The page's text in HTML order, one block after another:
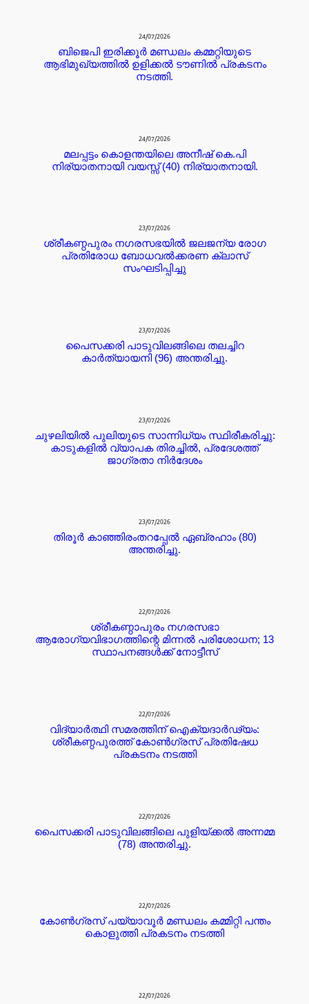
24/07/2026
ബിജെപി ഇരിക്കൂർ മണ്ഡലം കമ്മറ്റിയുടെ
ആഭിമുഖ്യത്തിൽ ഉളിക്കൽ ടൗണിൽ പ്രകടനം
നടത്തി.
24/07/2026
മലപ്പട്ടം കൊളന്തയിലെ അനീഷ് കെ.പി
നിര്യാതനായി വയസ്സ് (40) നിര്യാതനായി.
23/07/2026
ശ്രീകണ്ഠപുരം നഗരസഭയിൽ ജലജന്യ രോഗ
പ്രതിരോധ ബോധവൽക്കരണ ക്ലാസ്
സംഘടിപ്പിച്ചു
23/07/2026
പൈസക്കരി പാടുവിലങ്ങിലെ തലച്ചിറ
കാർത്യായനി (96) അന്തരിച്ചു.
23/07/2026
ചുഴലിയിൽ പുലിയുടെ സാന്നിധ്യം സ്ഥിരീകരിച്ചു:
കാടുകളിൽ വ്യാപക തിരച്ചിൽ, പ്രദേശത്ത്
ജാഗ്രതാ നിർദേശം
23/07/2026
തിരൂർ കാഞ്ഞിരംതറപ്പേൽ ഏബ്രഹാം (80)
അന്തരിച്ചു.
22/07/2026
ശ്രീകണ്ഠാപുരം നഗരസഭാ
ആരോഗ്യവിഭാഗത്തിന്റെ മിന്നൽ പരിശോധന; 13
സ്ഥാപനങ്ങൾക്ക് നോട്ടീസ്
22/07/2026
വിദ്യാർത്ഥി സമരത്തിന് ഐക്യദാർഢ്യം:
ശ്രീകണ്ഠപുരത്ത് കോൺഗ്രസ് പ്രതിഷേധ
പ്രകടനം നടത്തി
22/07/2026
പൈസക്കരി പാടുവിലങ്ങിലെ പുളിയ്ക്കൽ അന്നമ്മ
(78) അന്തരിച്ചു.
22/07/2026
കോൺഗ്രസ് പയ്യാവൂർ മണ്ഡലം കമ്മിറ്റി പന്തം
കൊളുത്തി പ്രകടനം നടത്തി
22/07/2026